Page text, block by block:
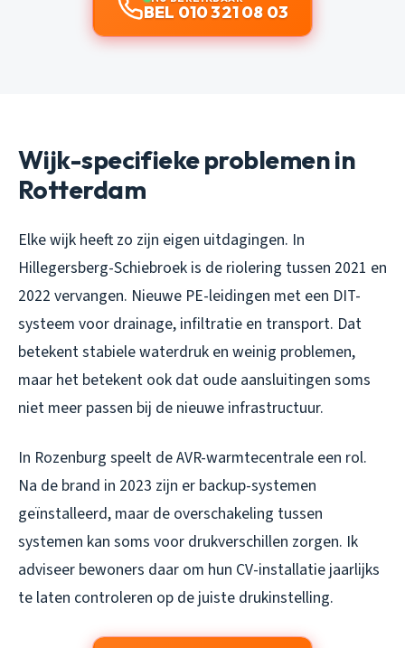
BEL 010 321 08 03
Wijk-specifieke problemen in
Rotterdam
Elke wijk heeft zo zijn eigen uitdagingen. In
Hillegersberg-Schiebroek is de riolering tussen 2021 en
2022 vervangen. Nieuwe PE-leidingen met een DIT-
systeem voor drainage, infiltratie en transport. Dat
betekent stabiele waterdruk en weinig problemen,
maar het betekent ook dat oude aansluitingen soms
niet meer passen bij de nieuwe infrastructuur.
In Rozenburg speelt de AVR-warmtecentrale een rol.
Na de brand in 2023 zijn er backup-systemen
geïnstalleerd, maar de overschakeling tussen
systemen kan soms voor drukverschillen zorgen. Ik
adviseer bewoners daar om hun CV-installatie jaarlijks
te laten controleren op de juiste drukinstelling.